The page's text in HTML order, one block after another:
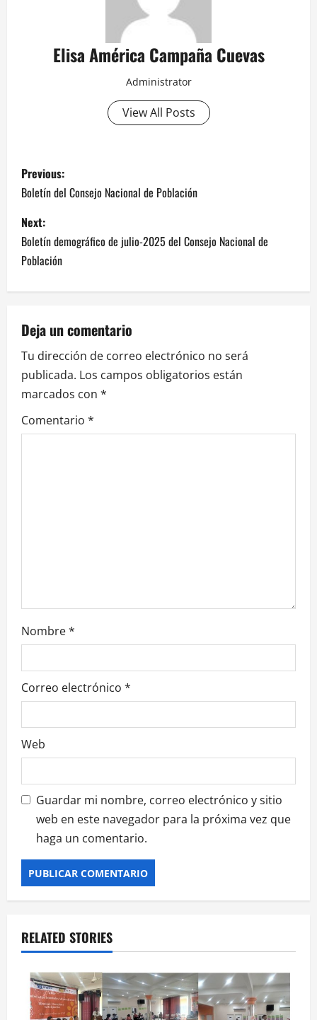
Elisa América Campaña Cuevas
Administrator
View All Posts
P
o
s
t
n
a
v
i
g
a
Previous:
Boletín del Consejo Nacional de Población
Next:
Boletín demográfico de julio-2025 del Consejo Nacional de
Población
Deja un comentario
Tu dirección de correo electrónico no será
publicada. Los campos obligatorios están
marcados con *
Comentario *
Nombre*
Correo electrónico *
Web
Guardar mi nombre, correo electrónico y sitio
web en este navegador para la próxima vez que
haga un comentario.
RELATED STORIES